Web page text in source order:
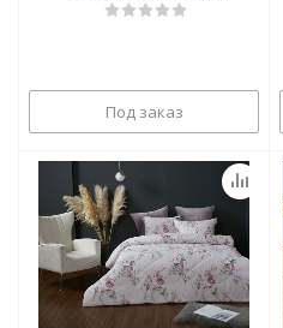
Под заказ